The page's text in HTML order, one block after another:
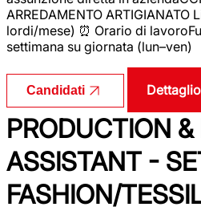
ARREDAMENTO ARTIGIANATO
lordi/mese) ⏰ Orario di
settimana su giornata (lun–ven)
Candidati
PRODUCTION
ASSISTANT -
FASHION/